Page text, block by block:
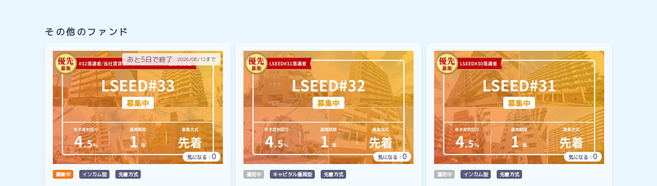
その他のファンド
あと5日で終了 2026/08/12まで
気になる： 0
募集中 インカム型 先着方式
気になる： 0
運用中 キャピタル重視型 先着方式
気になる： 0
運用中 インカム型 先着方式